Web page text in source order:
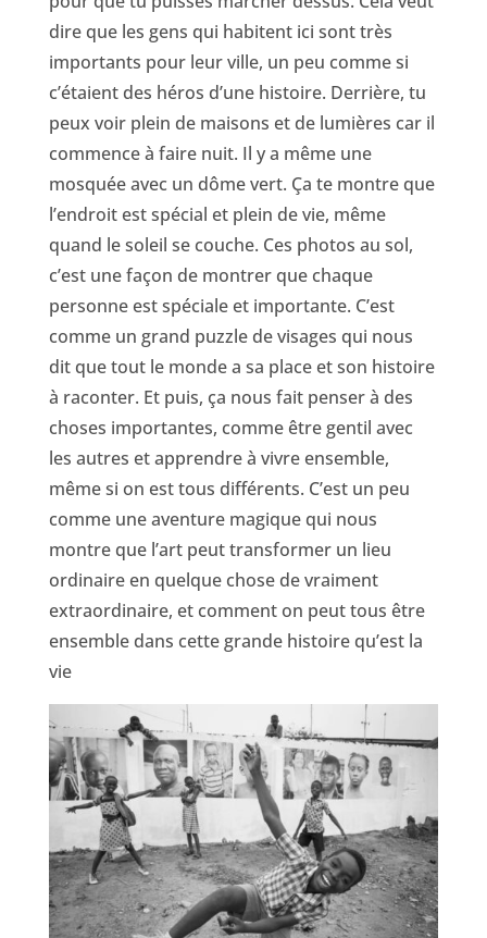
dire que les gens qui habitent ici sont très
importants pour leur ville, un peu comme si
c’étaient des héros d’une histoire. Derrière, tu
peux voir plein de maisons et de lumières car il
commence à faire nuit. Il y a même une
mosquée avec un dôme vert. Ça te montre que
l’endroit est spécial et plein de vie, même
quand le soleil se couche. Ces photos au sol,
c’est une façon de montrer que chaque
personne est spéciale et importante. C’est
comme un grand puzzle de visages qui nous
dit que tout le monde a sa place et son histoire
à raconter. Et puis, ça nous fait penser à des
choses importantes, comme être gentil avec
les autres et apprendre à vivre ensemble,
même si on est tous différents. C’est un peu
comme une aventure magique qui nous
montre que l’art peut transformer un lieu
ordinaire en quelque chose de vraiment
extraordinaire, et comment on peut tous être
ensemble dans cette grande histoire qu’est la
vie